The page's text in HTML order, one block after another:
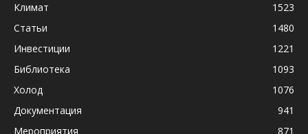
Климат
1523
Статьи
1480
Инвестиции
1221
Библиотека
1093
Холод
1076
Документация
941
Мероприятия
871